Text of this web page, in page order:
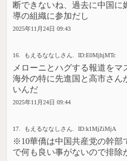
断できないね、過去に中国に
導の組織に参加だし
2025年11月24日 09:43
16. もえるななしさん. ID:E0MjhjMTc
メローニとハグする報道を
海外の特に先進国と高市さん
いんだ
2025年11月24日 09:44
17. もえるななしさん. ID:k1MjZiMjA
※10華僑は中国共産党の幹部
で何も良い事がないので排除